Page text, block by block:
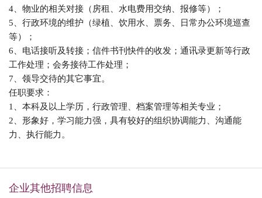
4、物业的相关对接（房租、水电费用交纳、报修等）；
5、行政环境的维护（绿植、饮用水、票务、日常办公环境巡查
等）；
6、电话接听及转接；信件书刊快件的收发；通讯录更新等行政
工作处理；会务接待工作处理；
7、领导交待的其它事宜。
任职要求：
1、本科及以上学历，行政管理、档案管理等相关专业；
2、形象好， 学习能力强，具有较好的组织协调能力、沟通能
力、执行能力。
企业其他招聘信息